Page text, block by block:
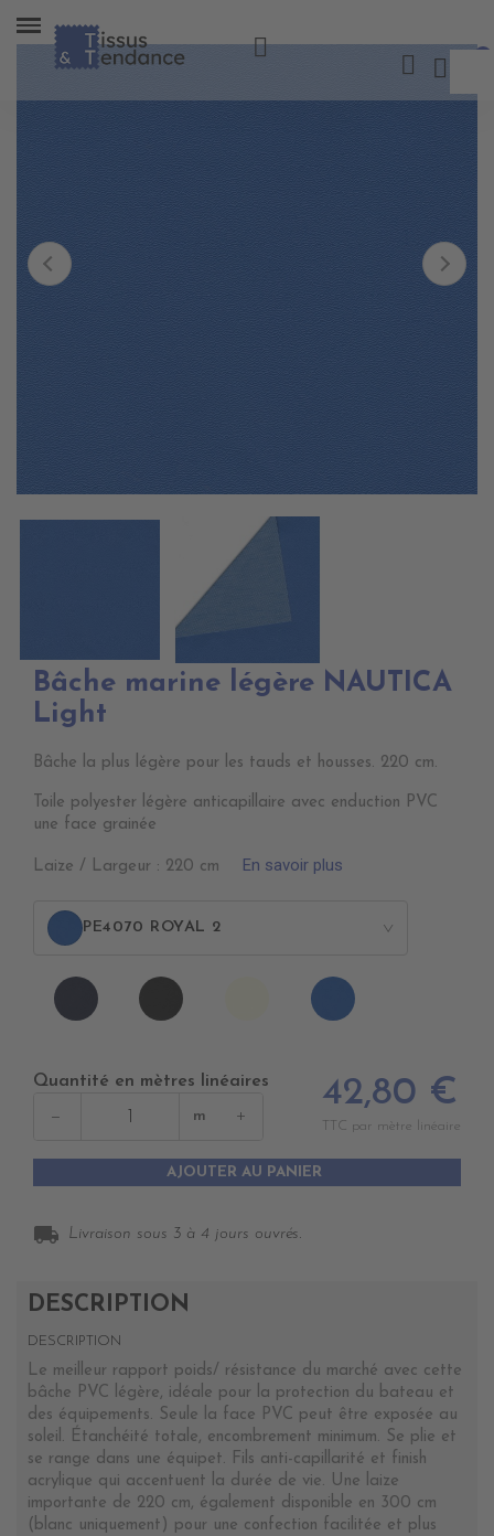
Bâche marine légère NAUTICA
Light
Bâche la plus légère pour les tauds et housses. 220 cm.
Toile polyester légère anticapillaire avec enduction PVC
une face grainée
Laize / Largeur : 220 cm En savoir plus
PE4070 ROYAL 2 >
PE4120
NAVY
NOIR
PE4100
IVOIRE
PE4070
ROYAL
Quantité en mètres linéaires
− m +
42,80 €
TTC par mètre linéaire
AJOUTER AU PANIER
local_shipping Livraison sous 3 à 4 jours ouvrés.
DESCRIPTION
DESCRIPTION
Le meilleur rapport poids/ résistance du marché avec cette
bâche PVC légère, idéale pour la protection du bateau et
des équipements. Seule la face PVC peut être exposée au
soleil. Étanchéité totale, encombrement minimum. Se plie et
se range dans une équipet. Fils anti-capillarité et finish
acrylique qui accentuent la durée de vie. Une laize
importante de 220 cm, également disponible en 300 cm
(blanc uniquement) pour une confection facilitée et plus